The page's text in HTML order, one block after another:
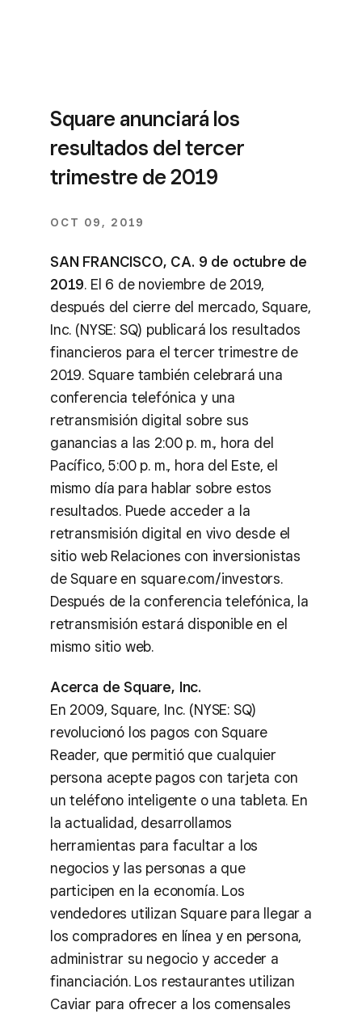
Square anunciará los
resultados del tercer
trimestre de 2019
OCT 09, 2019
SAN FRANCISCO, CA. 9 de octubre de
2019. El 6 de noviembre de 2019,
después del cierre del mercado, Square,
Inc. (NYSE: SQ) publicará los resultados
financieros para el tercer trimestre de
2019. Square también celebrará una
conferencia telefónica y una
retransmisión digital sobre sus
ganancias a las 2:00 p. m., hora del
Pacífico, 5:00 p. m., hora del Este, el
mismo día para hablar sobre estos
resultados. Puede acceder a la
retransmisión digital en vivo desde el
sitio web Relaciones con inversionistas
de Square en square.com/investors.
Después de la conferencia telefónica, la
retransmisión estará disponible en el
mismo sitio web.
Acerca de Square, Inc.
En 2009, Square, Inc. (NYSE: SQ)
revolucionó los pagos con Square
Reader, que permitió que cualquier
persona acepte pagos con tarjeta con
un teléfono inteligente o una tableta. En
la actualidad, desarrollamos
herramientas para facultar a los
negocios y las personas a que
participen en la economía. Los
vendedores utilizan Square para llegar a
los compradores en línea y en persona,
administrar su negocio y acceder a
financiación. Los restaurantes utilizan
Caviar para ofrecer a los comensales